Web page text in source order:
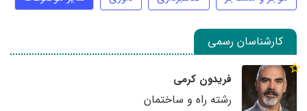
کارشناسان رسمی
فریدون کرمی
رشته راه و ساختمان